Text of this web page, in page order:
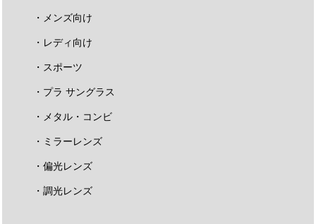
・メンズ向け
・レディ向け
・スポーツ
・プラ サングラス
・メタル・コンビ
・ミラーレンズ
・偏光レンズ
・調光レンズ